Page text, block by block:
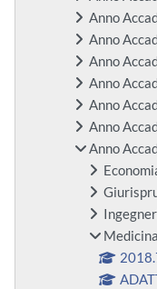
Anno
Anno
Anno
Anno
Anno
Anno
Anno